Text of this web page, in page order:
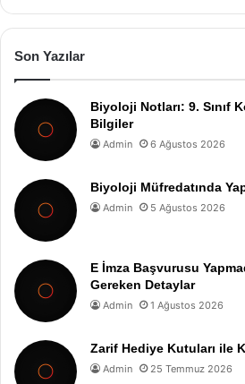
Son Yazılar
Biyoloji Notları: 9. Sınıf
Bilgiler
Admin 6 Ağustos 2026
Biyoloji Müfredatında
Admin 5 Ağustos 2026
E İmza Başvurusu
Gereken Detaylar
Admin 1 Ağustos 2026
Zarif Hediye Kutuları ile
Admin 25 Temmuz 2026